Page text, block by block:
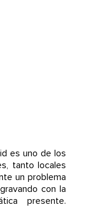
es uno de los
tanto locales
un problema
con la
presente.